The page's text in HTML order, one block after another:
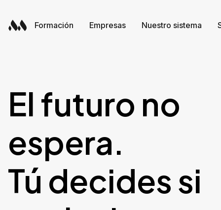
content
Formación
Empresas
Nuestro sistema
El futuro no
espera.
Tú decides si